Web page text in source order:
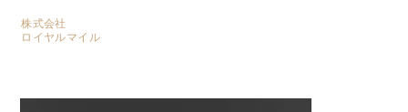
株式会社
​ロイヤルマイル